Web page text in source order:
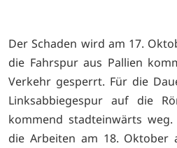
Der Schaden wird am 17.
die Fahrspur aus Pallien
Verkehr gesperrt. Für die
Linksabbiegespur auf die
kommend stadteinwärts
die Arbeiten am 18. Oktober